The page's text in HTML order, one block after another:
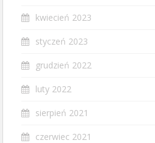
kwiecień 2023
styczeń 2023
grudzień 2022
luty 2022
sierpień 2021
czerwiec 2021